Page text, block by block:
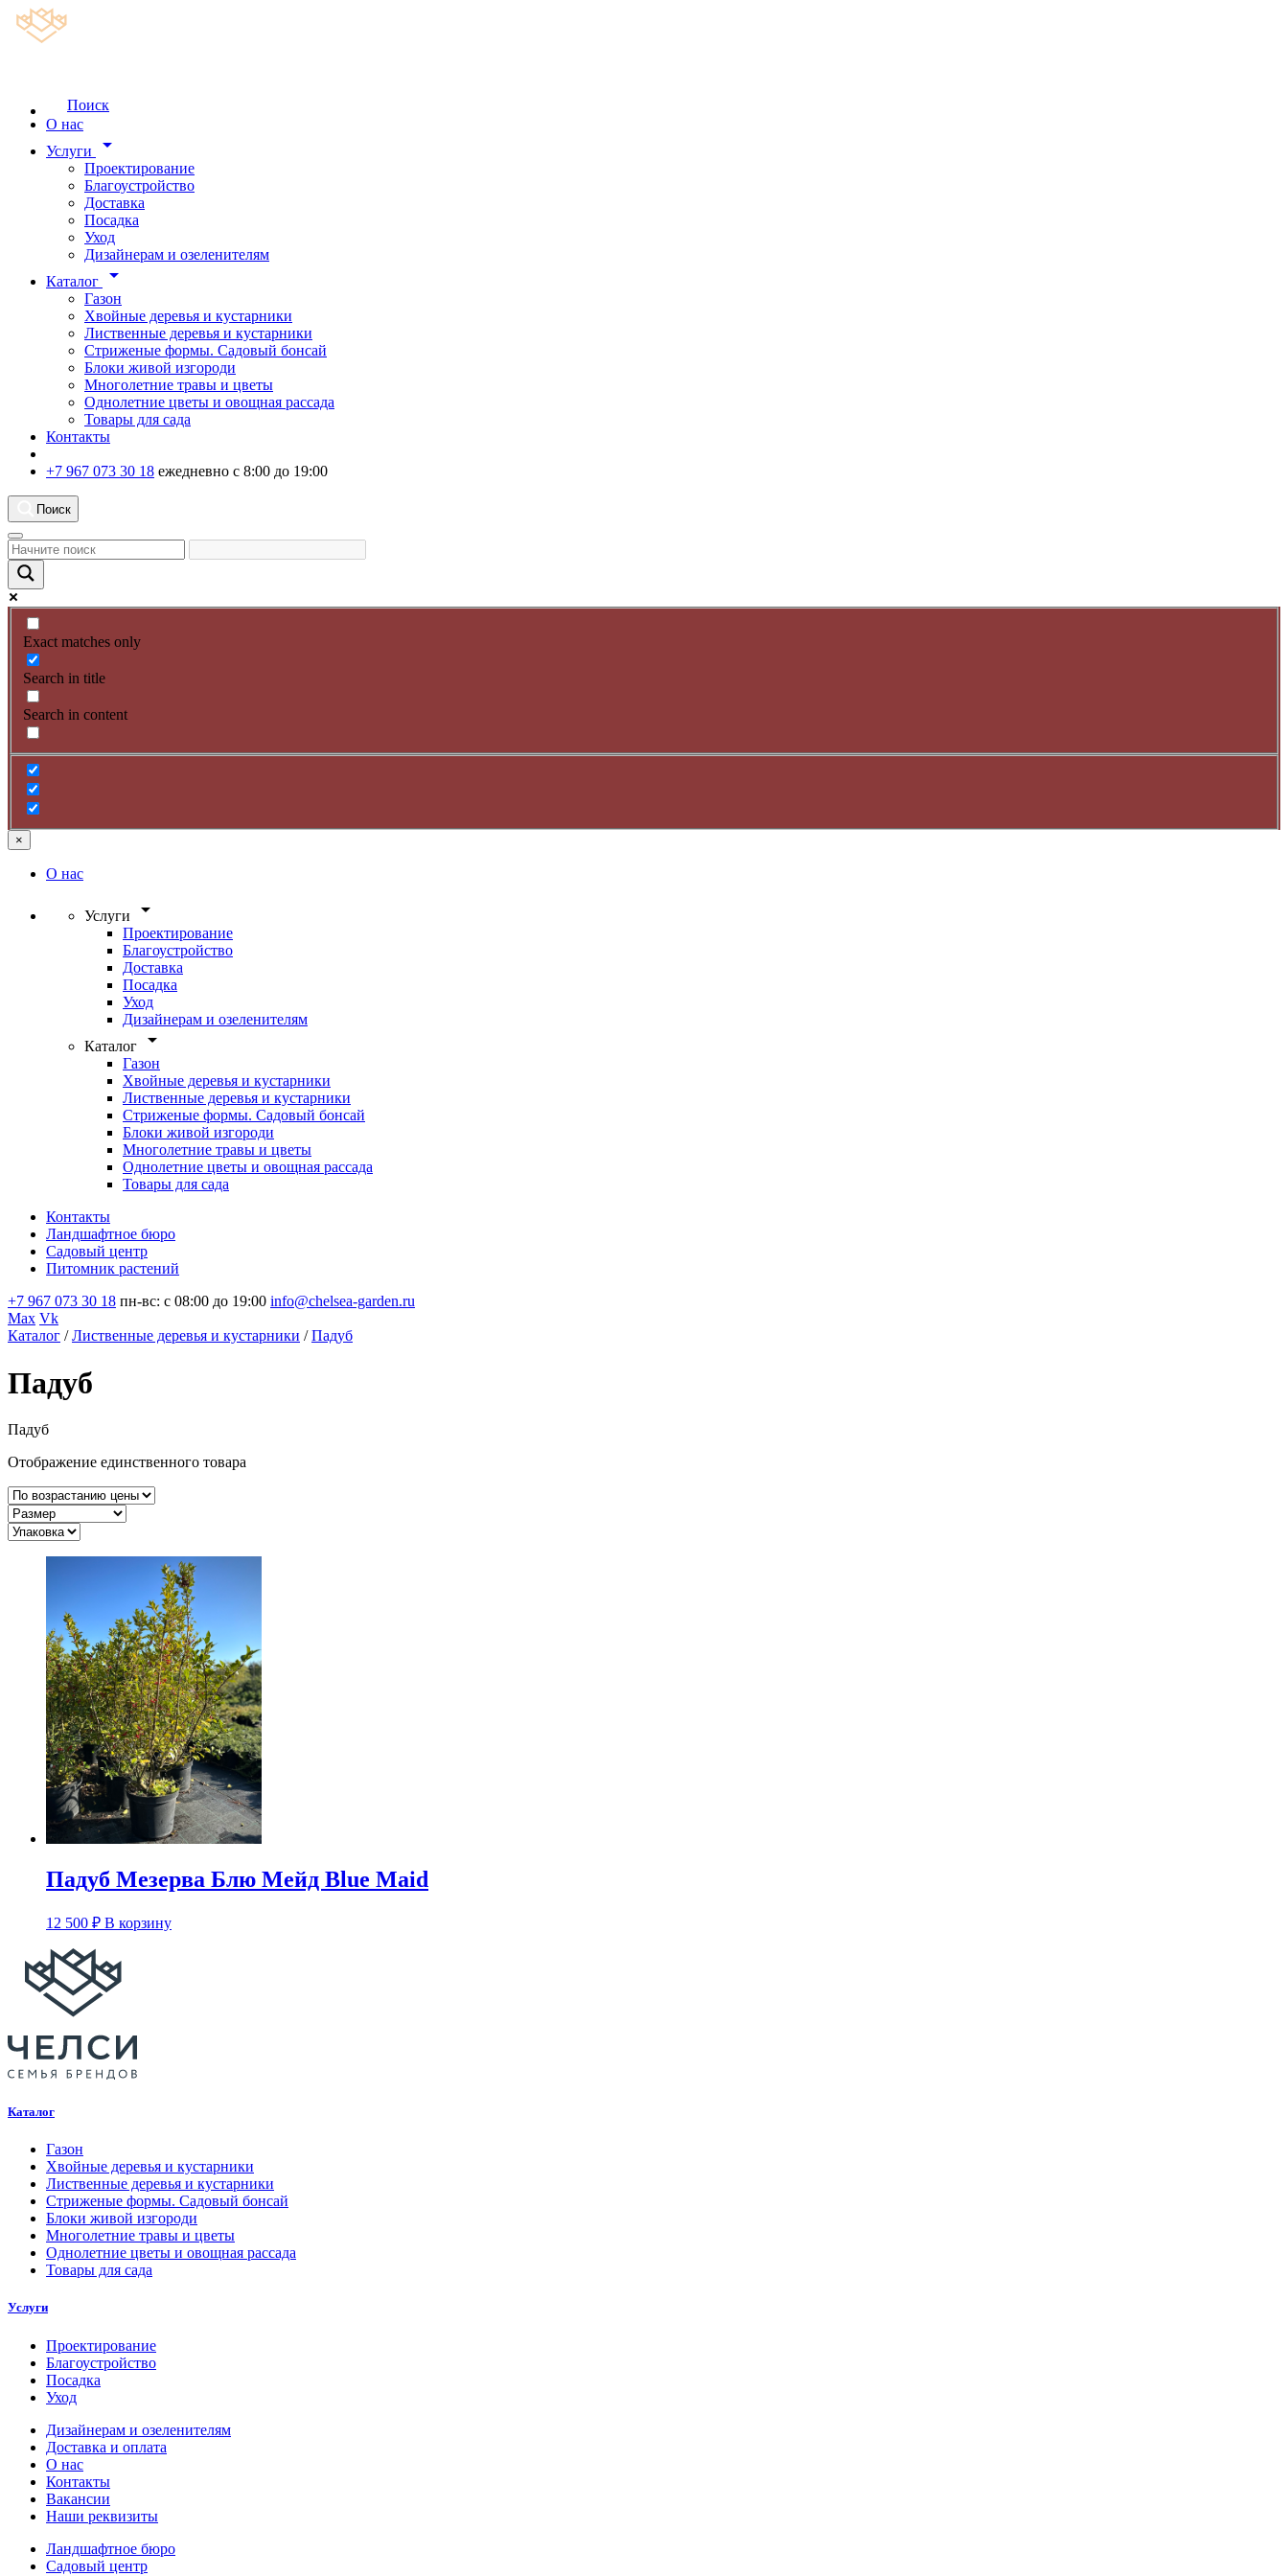
Поиск
О нас
Услуги
arrow_drop_down
Проектирование
Благоустройство
Доставка
Посадка
Уход
Дизайнерам и озеленителям
Каталог
arrow_drop_down
Газон
Хвойные деревья и кустарники
Лиственные деревья и кустарники
Стриженые формы. Садовый бонсай
Блоки живой изгороди
Многолетние травы и цветы
Однолетние цветы и овощная рассада
Товары для сада
Контакты
+7 967 073 30 18 ежедневно с 8:00 до 19:00
Поиск
Exact matches only
Search in title
Search in content
×
О нас
Услуги arrow_drop_down
Проектирование
Благоустройство
Доставка
Посадка
Уход
Дизайнерам и озеленителям
Каталог
arrow_drop_down
Газон
Хвойные деревья и кустарники
Лиственные деревья и кустарники
Стриженые формы. Садовый бонсай
Блоки живой изгороди
Многолетние травы и цветы
Однолетние цветы и овощная рассада
Товары для сада
Контакты
Ландшафтное бюро
Садовый центр
Питомник растений
+7 967 073 30 18 пн-вс: с 08:00 до 19:00 info@chelsea-garden.ru
Max Vk
Каталог /Лиственные деревья и кустарники /Падуб
Падуб
Падуб
Отображение единственного товара
Падуб Мезерва Блю Мейд Blue Maid
12 500 ₽ В корзину
Каталог
Газон
Хвойные деревья и кустарники
Лиственные деревья и кустарники
Стриженые формы. Садовый бонсай
Блоки живой изгороди
Многолетние травы и цветы
Однолетние цветы и овощная рассада
Товары для сада
Услуги
Проектирование
Благоустройство
Посадка
Уход
Дизайнерам и озеленителям
Доставка и оплата
О нас
Контакты
Вакансии
Наши реквизиты
Ландшафтное бюро
Садовый центр